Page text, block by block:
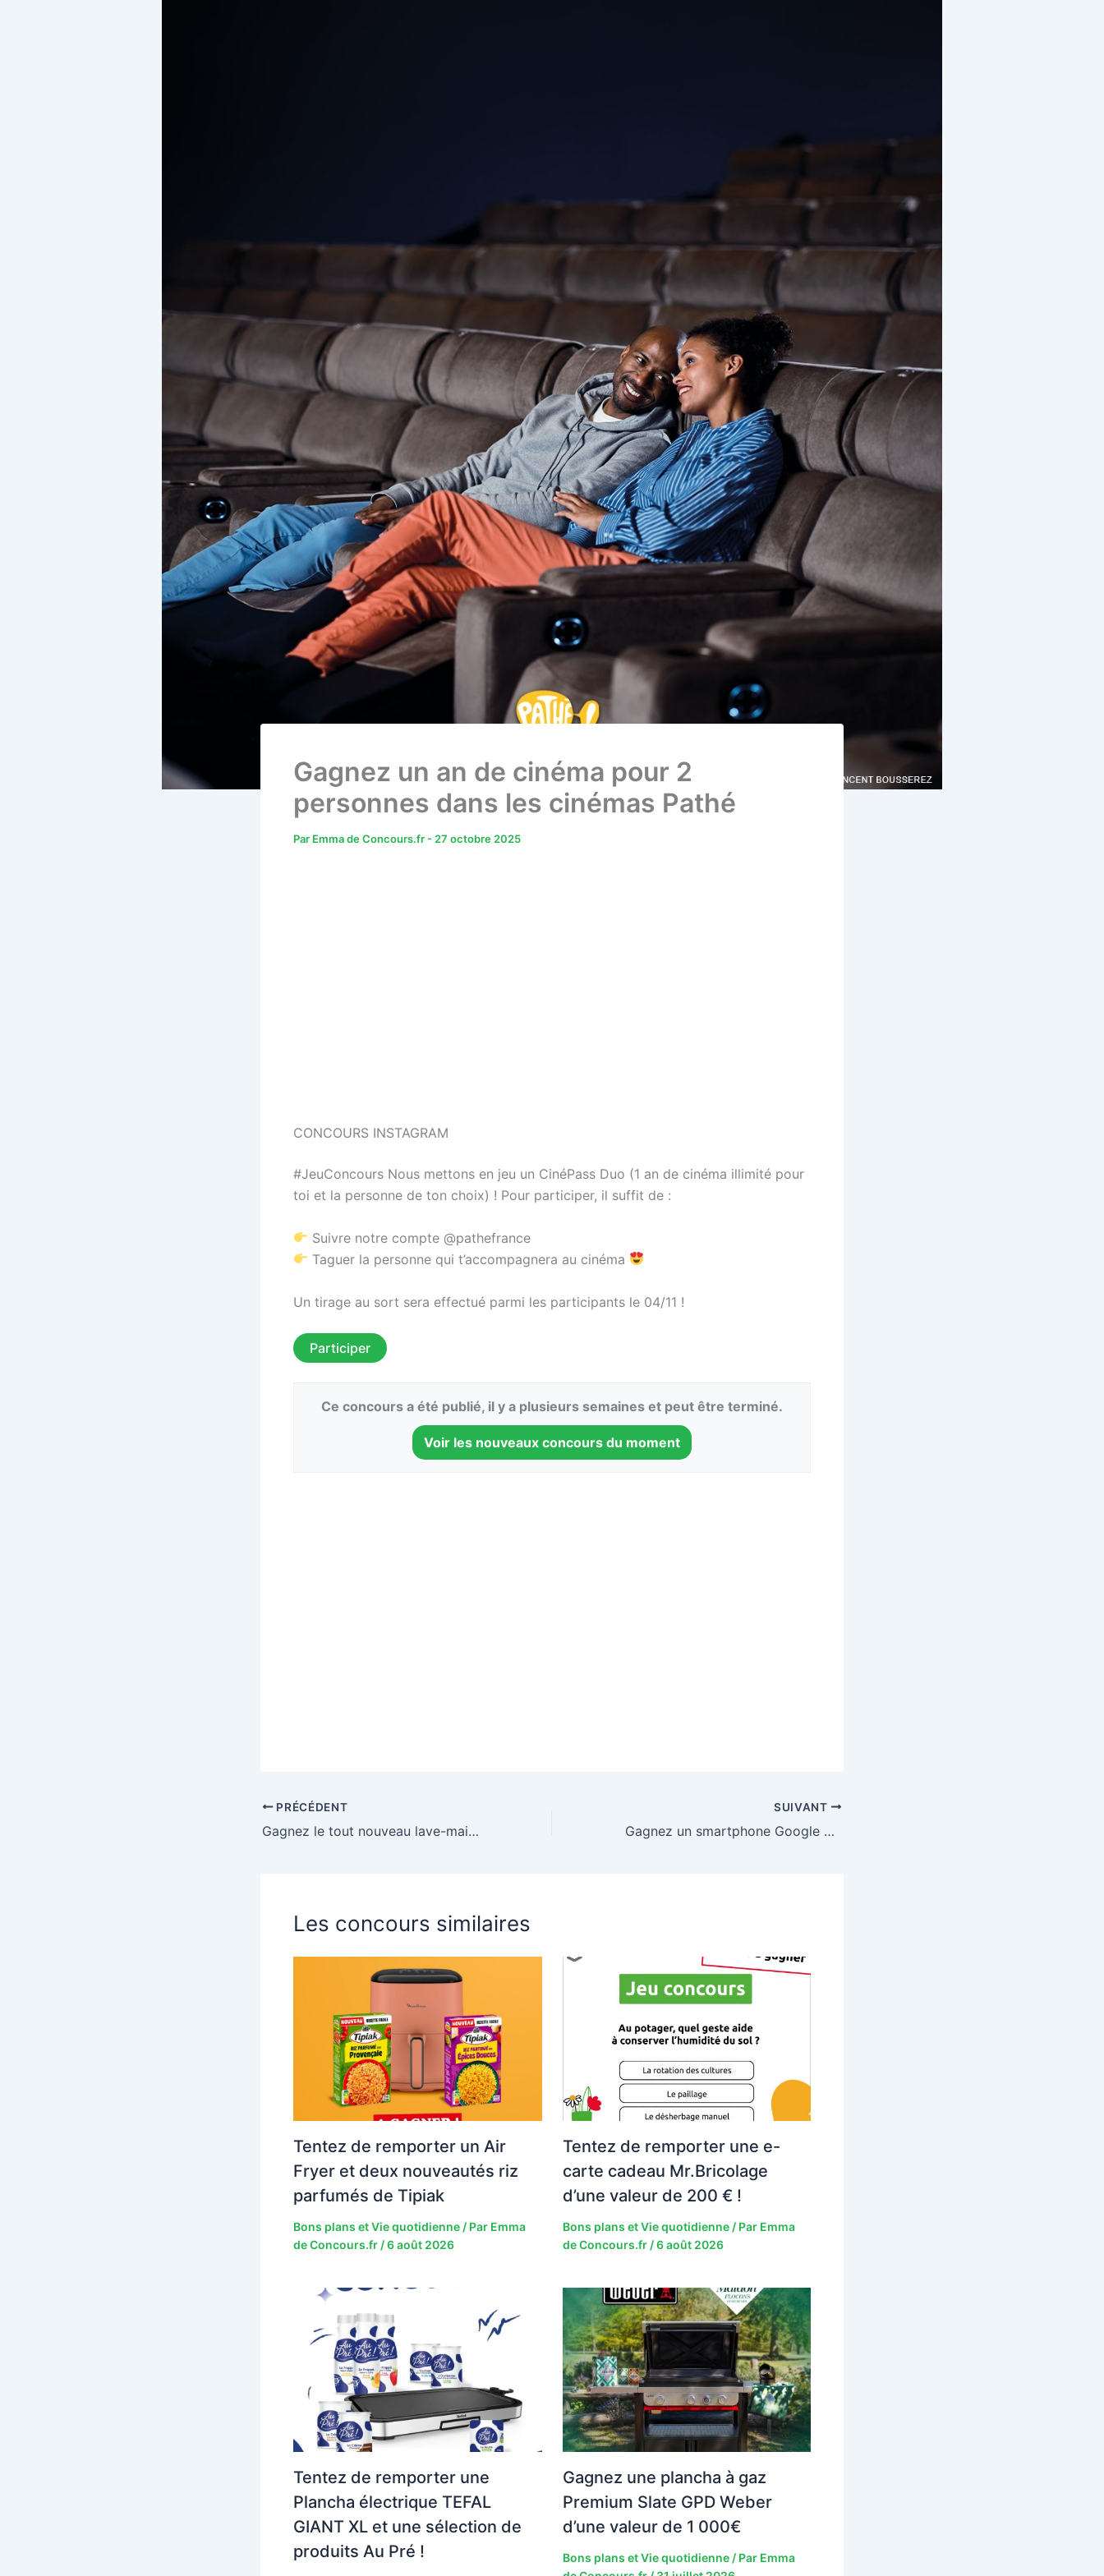
Gagnez un an de cinéma pour 2
personnes dans les cinémas Pathé
Par Emma de Concours.fr - 27 octobre 2025
CONCOURS INSTAGRAM
#JeuConcours Nous mettons en jeu un CinéPass Duo (1 an de cinéma illimité pour
toi et la personne de ton choix) ! Pour participer, il suffit de :⠀
Suivre notre compte @pathefrance
Taguer la personne qui t’accompagnera au cinéma
Un tirage au sort sera effectué parmi les participants le 04/11 !
Participer
Ce concours a été publié, il y a plusieurs semaines et peut être terminé.
Voir les nouveaux concours du moment
PRÉCÉDENT
Gagnez le tout nouveau lave-mains BERLINGOT signé DECOTEC d’une valeur de 636,72€
SUIVANT
Gagnez un smartphone Google Pixel 10 Pro
Les concours similaires
Tentez de remporter un Air
Fryer et deux nouveautés riz
parfumés de Tipiak
Bons plans et Vie quotidienne / Par Emma
de Concours.fr /6 août 2026
Tentez de remporter une e-
carte cadeau Mr.Bricolage
d’une valeur de 200 € !
Bons plans et Vie quotidienne/ Par Emma
de Concours.fr /6 août 2026
Tentez de remporter une
Plancha électrique TEFAL
GIANT XL et une sélection de
produits Au Pré !
Gagnez une plancha à gaz
Premium Slate GPD Weber
d’une valeur de 1 000€
Bons plans et Vie quotidienne/ Par Emma